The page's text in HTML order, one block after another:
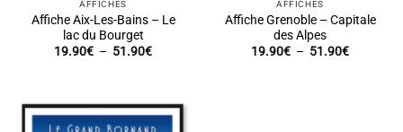
AFFICHES
Affiche Aix-Les-Bains – Le
lac du Bourget
19.90€ – 51.90€Plage
51.90€
AFFICHES
Affiche Grenoble – Capitale
des Alpes
19.90€ – 51.90€Plage